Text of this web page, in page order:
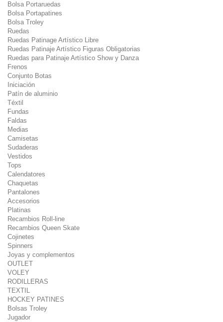
Bolsa Portaruedas
Bolsa Portapatines
Bolsa Troley
Ruedas
Ruedas Patinage Artístico Libre
Ruedas Patinaje Artístico Figuras Obligatorias
Ruedas para Patinaje Artístico Show y Danza
Frenos
Conjunto Botas
Iniciación
Patín de aluminio
Téxtil
Fundas
Faldas
Medias
Camisetas
Sudaderas
Vestidos
Tops
Calendatores
Chaquetas
Pantalones
Accesorios
Platinas
Recambios Roll-line
Recambios Queen Skate
Cojinetes
Spinners
Joyas y complementos
OUTLET
VOLEY
RODILLERAS
TEXTIL
HOCKEY PATINES
Bolsas Troley
Jugador